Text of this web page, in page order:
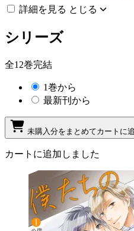
詳細を見る とじる
シリーズ
全12巻完結
1巻から
最新刊から
未購入分をまとめてカートに
カートに追加しました